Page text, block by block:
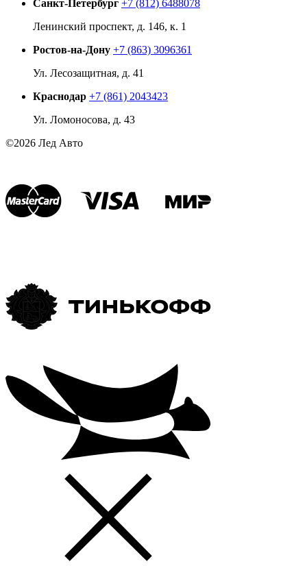
Санкт-Петербург +7 (812) 6488078
Ленинский проспект, д. 146, к. 1
Ростов-на-Дону +7 (863) 3096361
Ул. Лесозащитная, д. 41
Краснодар +7 (861) 2043423
Ул. Ломоносова, д. 43
©2026 Лед Авто